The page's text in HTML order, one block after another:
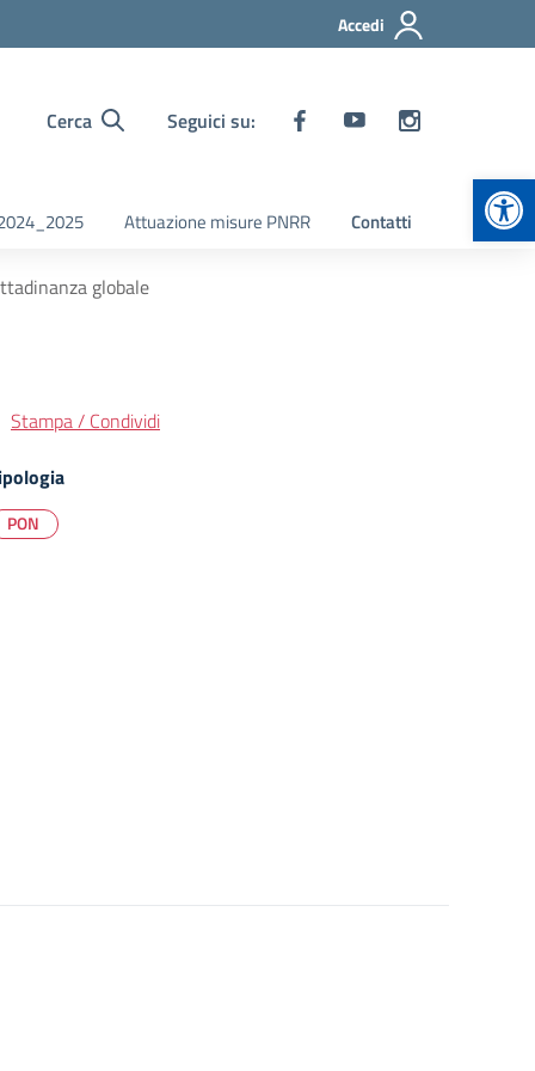
Accedi
Cerca Seguici su:
Attuazione misure PNRR Contatti
globale
Stampa / Condividi
PON